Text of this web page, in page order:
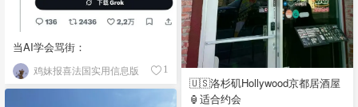
当AI学会骂街：
鸡妹报喜法国实用信息版 1
🇺🇸洛杉矶Hollywood京都居酒屋
🏮适合约会